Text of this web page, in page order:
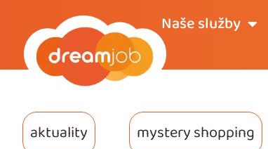
Naše služby
aktuality mystery shopping